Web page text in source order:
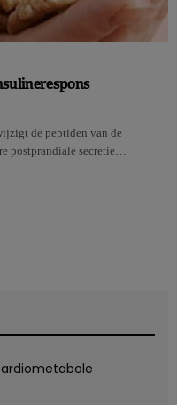
de peptiden van de
postprandiale secretie…